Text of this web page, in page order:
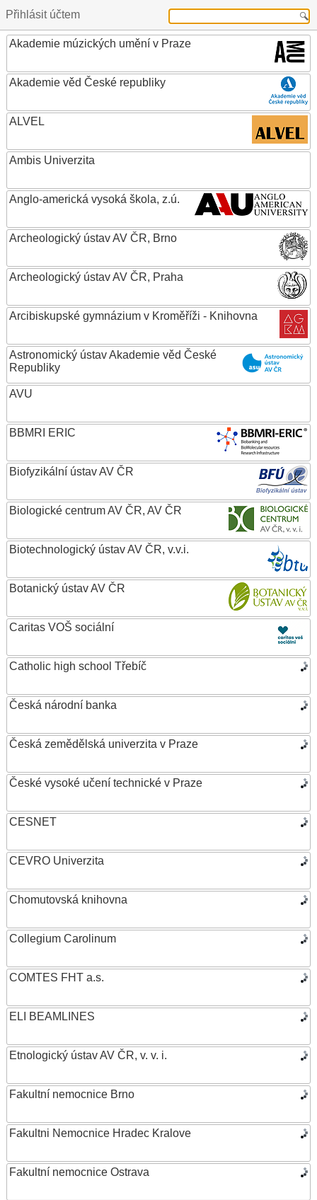
Přihlásit účtem
Akademie múzických umění v Praze
Akademie věd České republiky
ALVEL
Ambis Univerzita
Anglo-americká vysoká škola, z.ú.
Archeologický ústav AV ČR, Brno
Archeologický ústav AV ČR, Praha
Arcibiskupské gymnázium v Kroměříži - Knihovna
Astronomický ústav Akademie věd České
Republiky
AVU
BBMRI ERIC
Biofyzikální ústav AV ČR
Biologické centrum AV ČR, AV ČR
Biotechnologický ústav AV ČR, v.v.i.
Botanický ústav AV ČR
Caritas VOŠ sociální
Catholic high school Třebíč
Česká národní banka
Česká zemědělská univerzita v Praze
České vysoké učení technické v Praze
CESNET
CEVRO Univerzita
Chomutovská knihovna
Collegium Carolinum
COMTES FHT a.s.
ELI BEAMLINES
Etnologický ústav AV ČR, v. v. i.
Fakultní nemocnice Brno
Fakultni Nemocnice Hradec Kralove
Fakultní nemocnice Ostrava